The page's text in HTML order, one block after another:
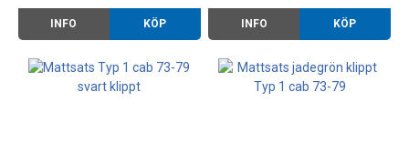
INFO KÖP INFO KÖP